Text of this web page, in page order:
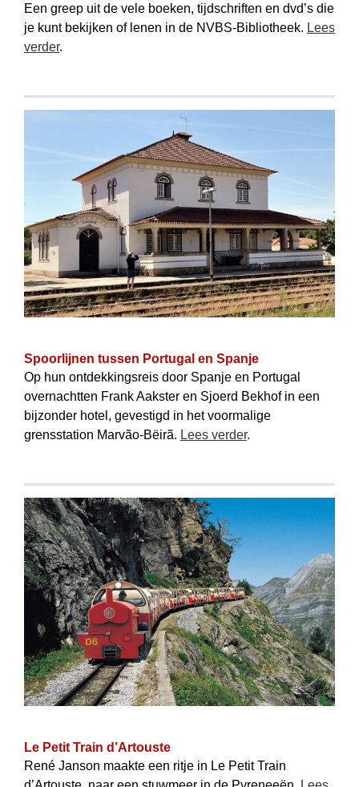
Een greep uit de vele boeken, tijdschriften en dvd’s die
je kunt bekijken of lenen in de NVBS-Bibliotheek. Lees
verder.
Spoorlijnen tussen Portugal en Spanje
Op hun ontdekkingsreis door Spanje en Portugal
overnachtten Frank Aakster en Sjoerd Bekhof in een
bijzonder hotel, gevestigd in het voormalige
grensstation Marvão-Bëirã. Lees verder.
Le Petit Train d’Artouste
René Janson maakte een ritje in Le Petit Train